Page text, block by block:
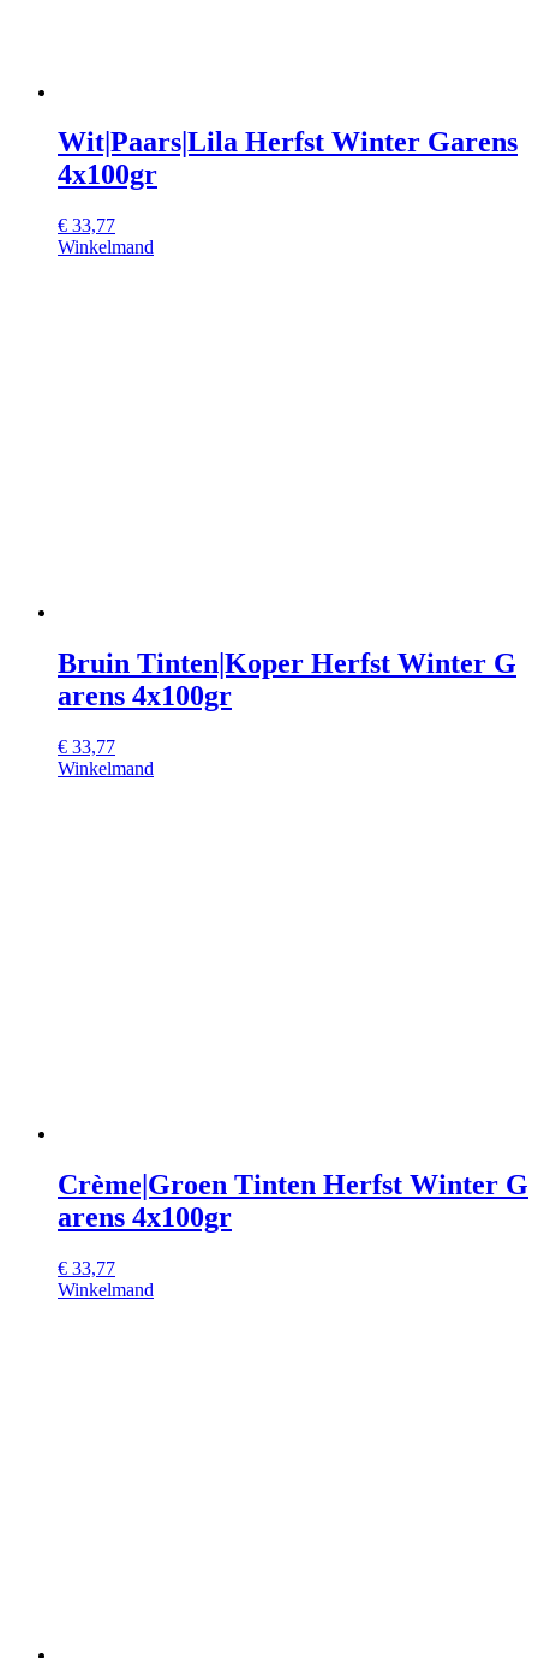
Wit|Paars|Lila Herfst Winter Garens
4x100gr
€ 33,77
Winkelmand
Bruin Tinten|Koper Herfst Winter G
arens 4x100gr
€ 33,77
Winkelmand
Crème|Groen Tinten Herfst Winter G
arens 4x100gr
€ 33,77
Winkelmand